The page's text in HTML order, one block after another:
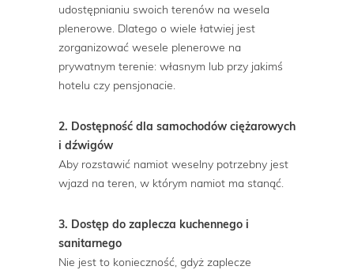
udostępnianiu swoich terenów na wesela
plenerowe. Dlatego o wiele łatwiej jest
zorganizować wesele plenerowe na
prywatnym terenie: własnym lub przy jakimś
hotelu czy pensjonacie.
2. Dostępność dla samochodów ciężarowych
i dźwigów
Aby rozstawić namiot weselny potrzebny jest
wjazd na teren, w którym namiot ma stanąć.
3. Dostęp do zaplecza kuchennego i
sanitarnego
Nie jest to konieczność, gdyż zaplecze